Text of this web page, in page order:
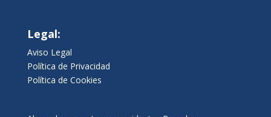
Legal:
Aviso Legal
Política de Privacidad
Política de Cookies